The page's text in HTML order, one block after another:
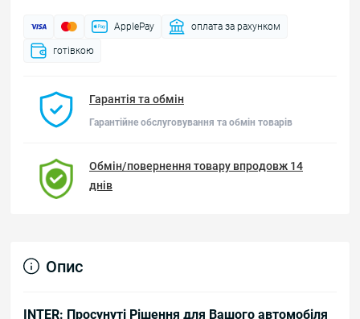
ApplePay оплата за рахунком
готівкою
Гарантія та обмін
Гарантійне обслуговування та обмін товарів
Обмін/повернення товару впродовж 14
днів
Опис
INTER: Просунуті Рішення для Вашого автомобіля